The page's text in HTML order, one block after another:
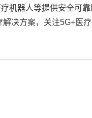
机器人等提供安全可
解决方案，关注5G+医